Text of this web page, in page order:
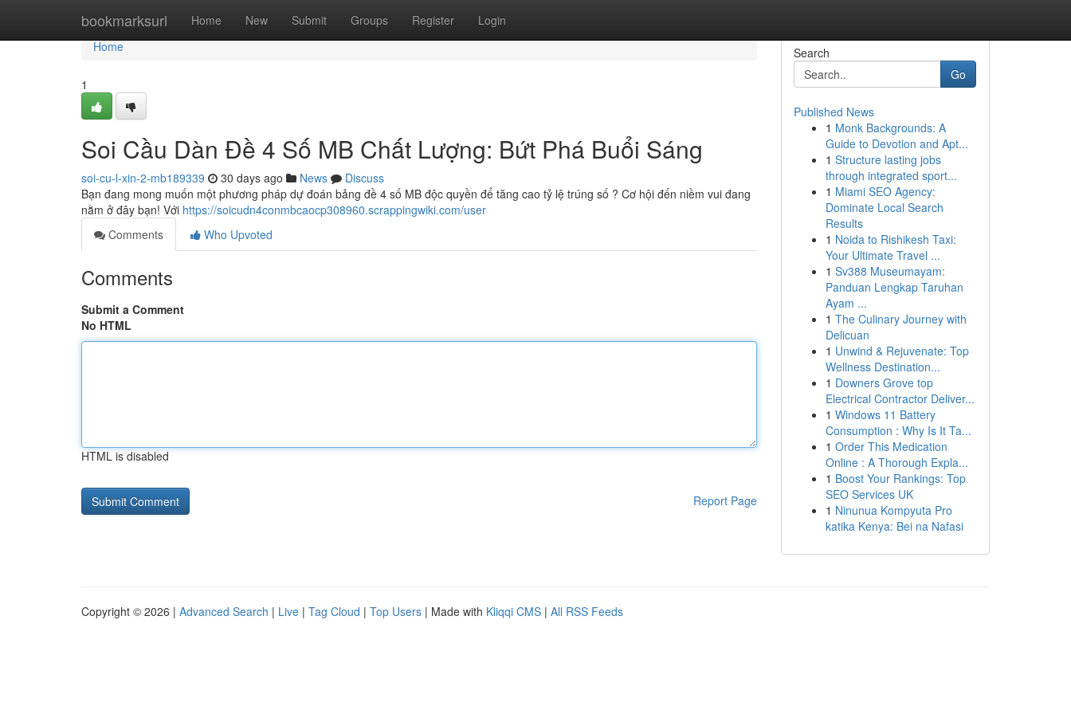
bookmarksurl Home New Submit Groups Register Login
Home
Home
1
Soi Cầu Dàn Đề 4 Số MB Chất Lượng: Bứt Phá Buổi Sáng
soi-cu-l-xin-2-mb189339 30 days ago News
Discuss
Bạn đang mong muốn một phương pháp dự đoán bảng đề 4 số MB độc quyền để tăng cao tỷ lệ trúng số ? Cơ hội đến niềm vui đang
nằm ở đây bạn! Với https://soicudn4conmbcaocp308960.scrappingwiki.com/user
Comments
Who Upvoted
Comments
Submit a Comment
No HTML
HTML is disabled
Report Page
Search
Go
Published News
1 Monk Backgrounds: A
Guide to Devotion and Apt...
1 Structure lasting jobs
through integrated sport...
1 Miami SEO Agency:
Dominate Local Search
Results
1 Noida to Rishikesh Taxi:
Your Ultimate Travel ...
1 Sv388 Museumayam:
Panduan Lengkap Taruhan
Ayam ...
1 The Culinary Journey with
Delicuan
1 Unwind & Rejuvenate: Top
Wellness Destination...
1 Downers Grove top
Electrical Contractor Deliver...
1 Windows 11 Battery
Consumption : Why Is It Ta...
1 Order This Medication
Online : A Thorough Expla...
1 Boost Your Rankings: Top
SEO Services UK
1 Ninunua Kompyuta Pro
katika Kenya: Bei na Nafasi
Copyright © 2026 | Advanced Search | Live | Tag Cloud | Top Users | Made with Kliqqi CMS | All RSS Feeds